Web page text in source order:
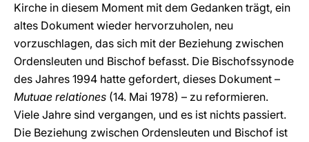
Kirche in diesem Moment mit dem Gedanken trägt, ein
altes Dokument wieder hervorzuholen, neu
vorzuschlagen, das sich mit der Beziehung zwischen
Ordensleuten und Bischof befasst. Die Bischofssynode
des Jahres 1994 hatte gefordert, dieses Dokument –
Mutuae relationes (14. Mai 1978) – zu reformieren.
Viele Jahre sind vergangen, und es ist nichts passiert.
Die Beziehung zwischen Ordensleuten und Bischof ist